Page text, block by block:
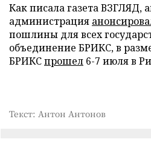
Как писала газета ВЗГЛЯД,
администрация
пошлины для всех
объединение БРИКС, в
БРИКСпрошел 6-7 июля в
Текст: Антон Антонов